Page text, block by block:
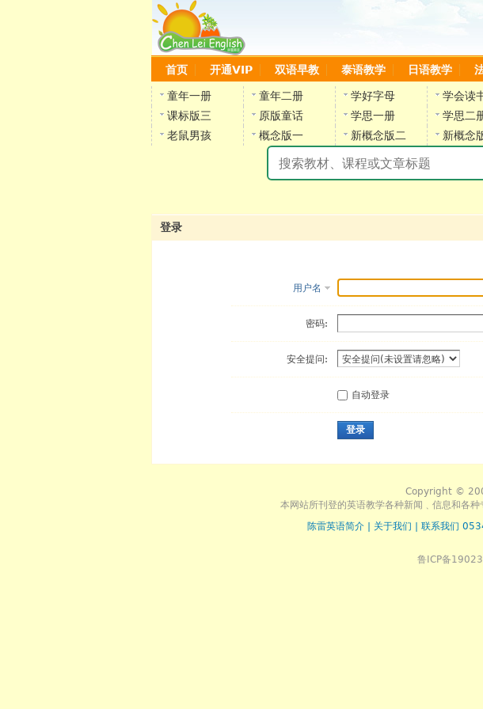
首页 开通VIP 双语早教 泰语教学 日语教学
童年一册 童年二册 学好字母 学会读
课标版三
原版童话 学思一册 学思二
老鼠男孩
概念版一 新概念版二 新概念
登录
用户名
密码:
安全提问:
自动登录
登录
Copyright ©
本网站所刊登的英语教学各种新闻﹑信息和各
陈雷英语简介
关于我们 联系我们
鲁ICP备